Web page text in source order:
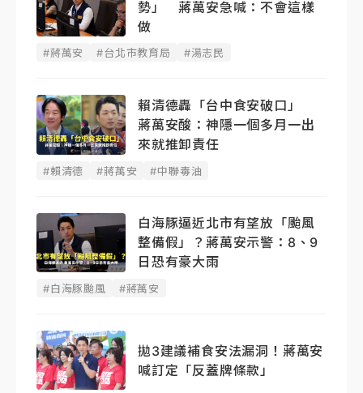
勢」 蔣萬安急喊：不會這樣
做
#蔣萬安 #台北市教育局 #湯志民
賴清德轟「台中食安破口」
蔣萬安酸：神隱一個多月一出
來就推卸責任
#賴清德 #蔣萬安 #中聯毒油
白海豚逼近北市有望放「颱風
整備假」？蔣萬安示警：8、9
日恐有豪大雨
#白海豚颱風 #蔣萬安
拋3建議補食安法漏洞！蔣萬安
喊訂定「反蓋牌條款」